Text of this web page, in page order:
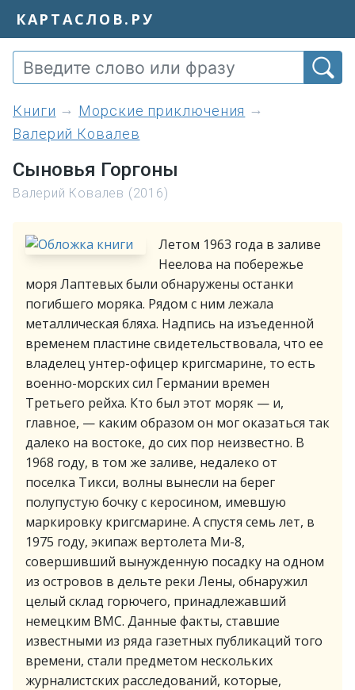
КАРТАСЛОВ.РУ
книги
Морские приключения
Валерий Ковалев
Сыновья Горгоны
Валерий Ковалев (2016)
Летом 1963 года в заливе
Неелова на побережье
моря Лаптевых были обнаружены останки
погибшего моряка. Рядом с ним лежала
металлическая бляха. Надпись на изъеденной
временем пластине свидетельствовала, что ее
владелец унтер-офицер кригсмарине, то есть
военно-морских сил Германии времен
Третьего рейха. Кто был этот моряк — и,
главное, — каким образом он мог оказаться так
далеко на востоке, до сих пор неизвестно. В
1968 году, в том же заливе, недалеко от
поселка Тикси, волны вынесли на берег
полупустую бочку с керосином, имевшую
маркировку кригсмарине. А спустя семь лет, в
1975 году, экипаж вертолета Ми-8,
совершивший вынужденную посадку на одном
из островов в дельте реки Лены, обнаружил
целый склад горючего, принадлежавший
немецким ВМС. Данные факты, ставшие
известными из ряда газетных публикаций того
времени, стали предметом нескольких
журналистских расследований, которые,